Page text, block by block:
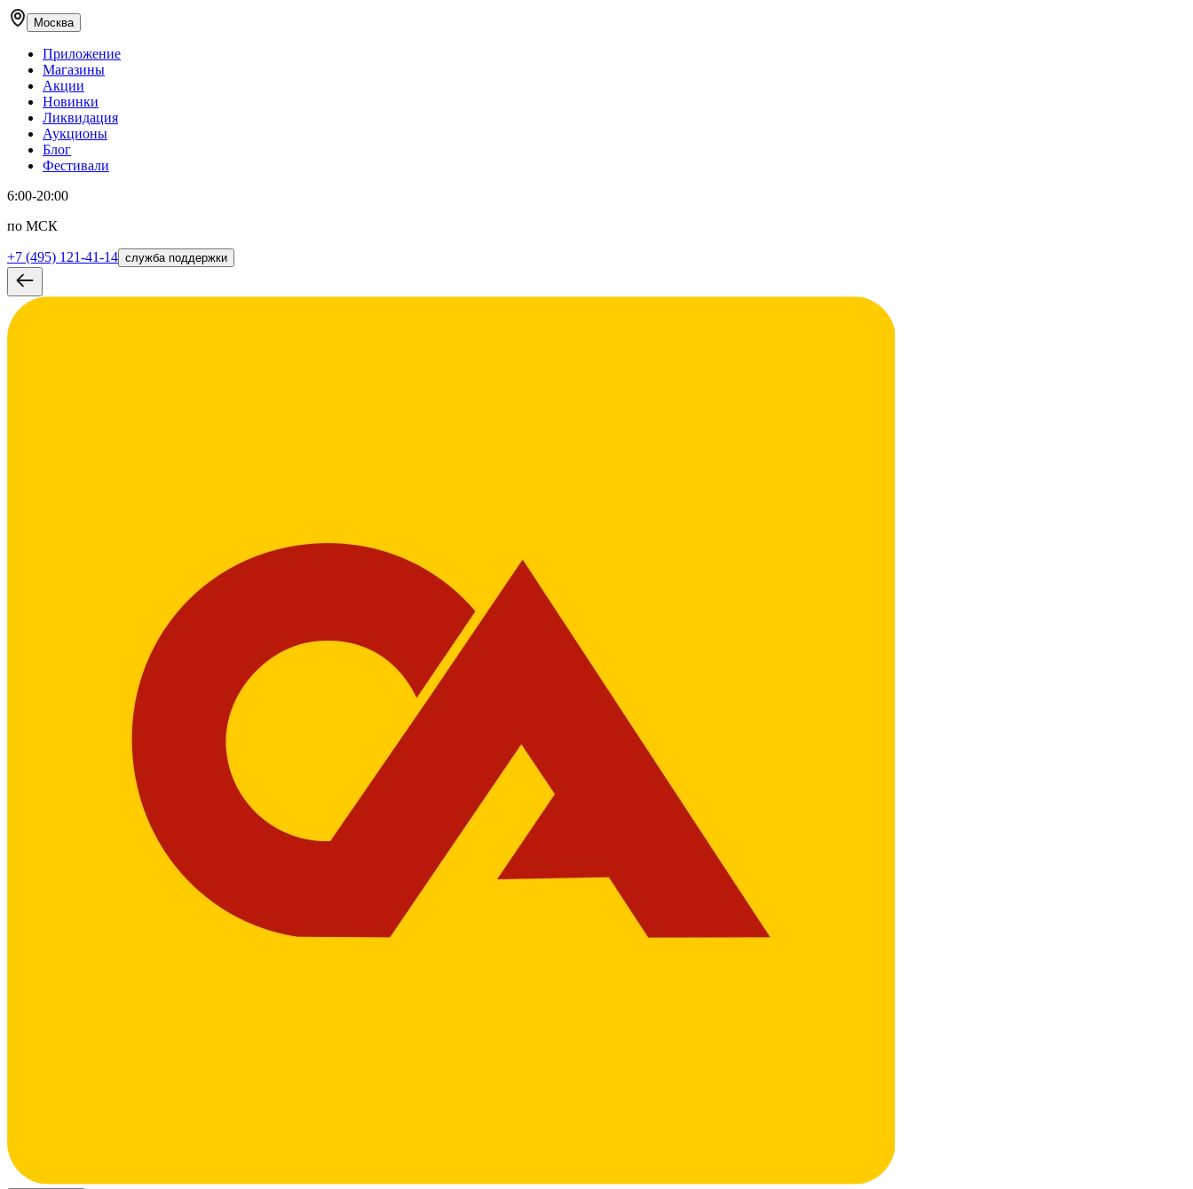
Москва
Приложение
Магазины
Акции
Новинки
Ликвидация
Аукционы
Блог
Фестивали
6:00-20:00
по МСК
+7 (495) 121-41-14 служба поддержки